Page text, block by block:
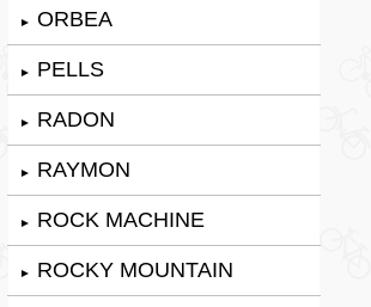
► ORBEA
► PELLS
► RADON
► RAYMON
► ROCK MACHINE
► ROCKY MOUNTAIN